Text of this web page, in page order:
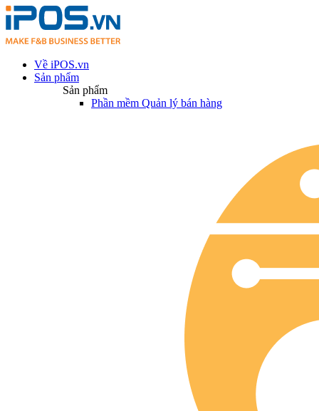
Về iPOS.vn
Sản phẩm
Sản phẩm
Phần mềm Quản lý bán hàng